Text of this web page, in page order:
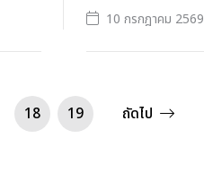
10 กรกฎาคม 2569
18 19 ถัดไป